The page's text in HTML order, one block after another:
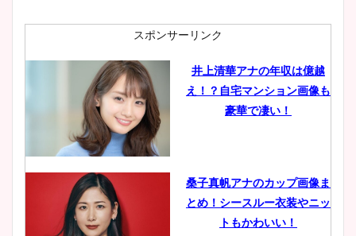
スポンサーリンク
井上清華アナの年収は億越
え！？自宅マンション画像も
豪華で凄い！
桑子真帆アナのカップ画像ま
とめ！シースルー衣装やニッ
トもかわいい！